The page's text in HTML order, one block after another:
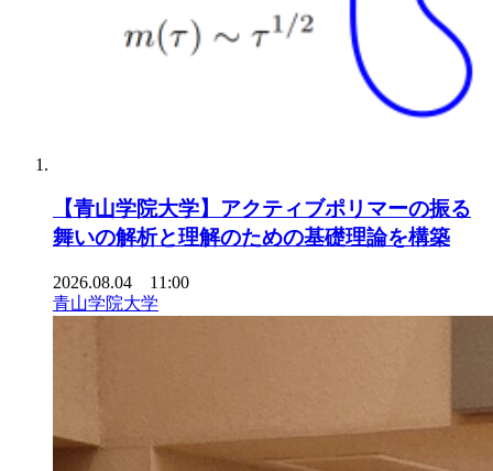
【青山学院大学】アクティブポリマーの振る
舞いの解析と理解のための基礎理論を構築
2026.08.04 11:00
青山学院大学